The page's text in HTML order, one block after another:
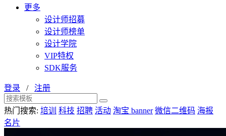
更多
设计师招募
设计师榜单
设计学院
VIP特权
SDK服务
登录 / 注册
热门搜索: 培训 科技 招聘 活动 淘宝 banner 微信二维码 海报
名片